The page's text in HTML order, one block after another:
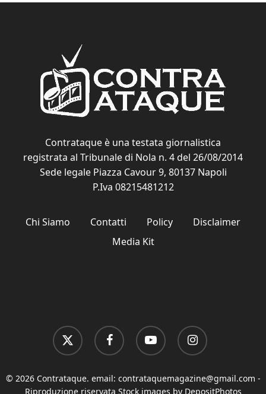
Contrataque è una testata giornalistica
registrata al Tribunale di Nola n. 4 del 26/08/2014
Sede legale Piazza Cavour 9, 80137 Napoli
P.Iva 08215481212
Chi Siamo Contatti Policy
Disclaimer
Media Kit
x-
twitter
facebook youtube instagram
© 2026 Contrataque. email: contrataquemagazine@gmail.com -
Riproduzione riservata Stock images by DepositPhotos